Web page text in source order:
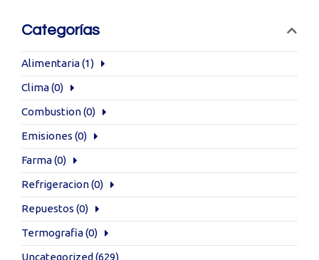
Categorías
Alimentaria(1)
Clima(0)
Combustion(0)
Emisiones (0)
Farma(0)
Refrigeracion(0)
Repuestos (0)
Termografia(0)
Uncategorized (629)